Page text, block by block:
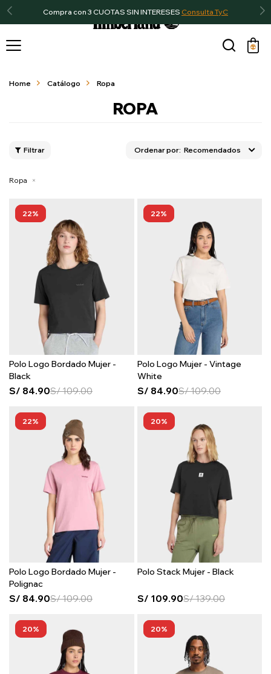
Compra con 3 CUOTAS SIN INTERESES Consulta TyC

Home Catálogo Ropa
ROPA
Recomendados
Ropa
22
Polo Logo Bordado Mujer -
Black
S/ 84.90S/109.00
22
Polo Logo Mujer - Vintage
White
S/ 84.90S/109.00
22
Polo Logo Bordado Mujer -
Polignac
S/ 84.90S/109.00
20
Polo Stack Mujer - Black
S/ 109.90S/139.00
20 20